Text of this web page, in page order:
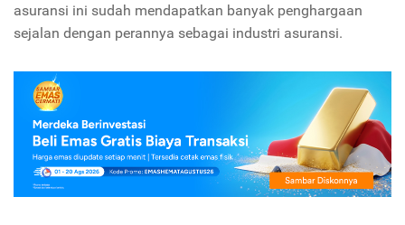
asuransi ini sudah mendapatkan banyak penghargaan
sejalan dengan perannya sebagai industri asuransi.